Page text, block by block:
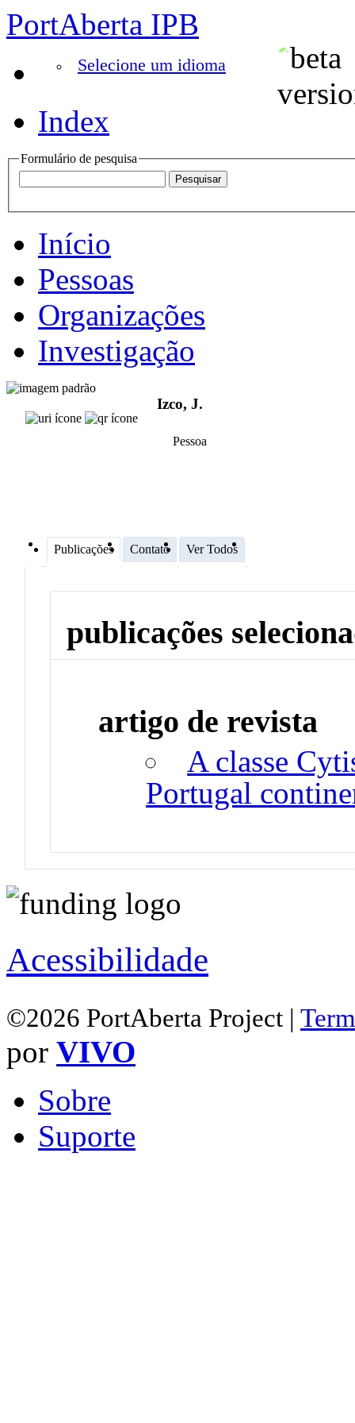
PortAberta IPB
Selecione um idioma
Index
Formulário de pesquisa
Início
Pessoas
Organizações
Investigação
Izco, J.
Pessoa
Publicações Contato Ver Todos
publicações
artigo de revista
A classe
Portugal
Acessibilidade
©2026 PortAberta Project |
por VIVO
Sobre
Suporte